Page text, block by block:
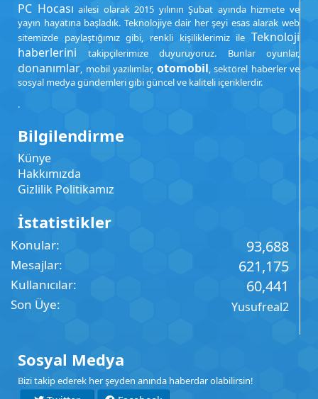
PC Hocası ailesi olarak 2015 yılının Şubat ayında hizmete ve
yayın hayatına başladık. Teknolojiye dair her şeyi esas alarak web
sitemizde paylaştığımız gibi, renkli kişiliklerimiz ile Teknoloji
haberlerini takipçilerimize duyuruyoruz. Bunlar oyunlar,
donanımlar, mobil yazılımlar, otomobil, sektörel haberler ve
sosyal medya gündemleri gibi güncel ve kaliteli içeriklerdir.
.
Bilgilendirme
Künye
Hakkımızda
Gizlilik Politikamız
İstatistikler
Konular 93,688
Mesajlar 621,175
Kullanıcılar 60,441
Son Üye Yusufreal2
Sosyal Medya
Bizi takip ederek her şeyden anında haberdar olabilirsin!